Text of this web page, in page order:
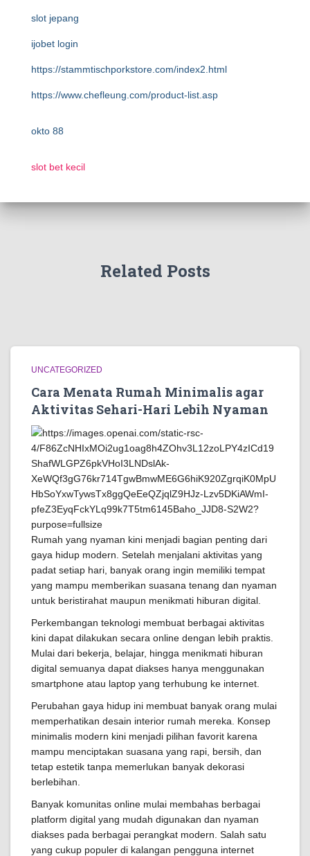
slot jepang
ijobet login
https://stammtischporkstore.com/index2.html
https://www.chefleung.com/product-list.asp
okto 88
slot bet kecil
Related Posts
UNCATEGORIZED
Cara Menata Rumah Minimalis agar
Aktivitas Sehari-Hari Lebih Nyaman
Rumah yang nyaman kini menjadi bagian penting dari
gaya hidup modern. Setelah menjalani aktivitas yang
padat setiap hari, banyak orang ingin memiliki tempat
yang mampu memberikan suasana tenang dan nyaman
untuk beristirahat maupun menikmati hiburan digital.
Perkembangan teknologi membuat berbagai aktivitas
kini dapat dilakukan secara online dengan lebih praktis.
Mulai dari bekerja, belajar, hingga menikmati hiburan
digital semuanya dapat diakses hanya menggunakan
smartphone atau laptop yang terhubung ke internet.
Perubahan gaya hidup ini membuat banyak orang mulai
memperhatikan desain interior rumah mereka. Konsep
minimalis modern kini menjadi pilihan favorit karena
mampu menciptakan suasana yang rapi, bersih, dan
tetap estetik tanpa memerlukan banyak dekorasi
berlebihan.
Banyak komunitas online mulai membahas berbagai
platform digital yang mudah digunakan dan nyaman
diakses pada berbagai perangkat modern. Salah satu
yang cukup populer di kalangan pengguna internet